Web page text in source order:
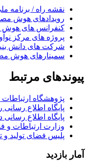
نقشه راه / برنامه
رویدادهای هوش
کنفرانس های
پروژه های مرکز
شرکت های دانش
سمینارهای هوش
پیوندهای مرتبط
پژوهشگاه
پایگاه اطلاع
پایگاه اطلاع رسانی
وزارت ارتباطات و
پلیس فضای تولید و
آمار بازدید